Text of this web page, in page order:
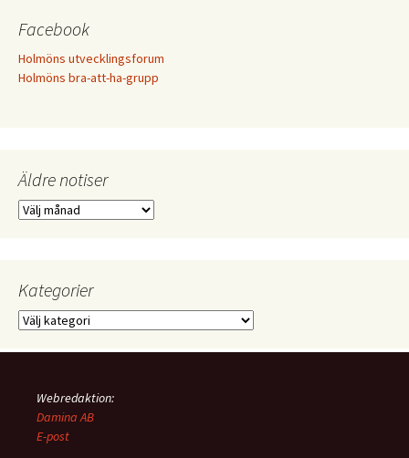
Facebook
Holmöns utvecklingsforum
Holmöns bra-att-ha-grupp
Äldre notiser
Äldre
Kategorier
Kategorier
Webredaktion:
Damina AB
E-post